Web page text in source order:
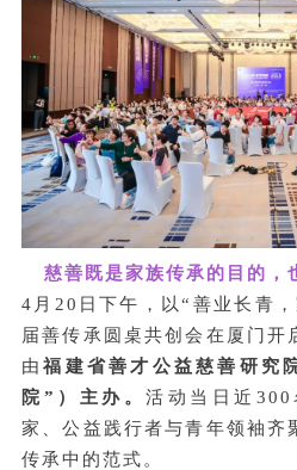
慈善既是家族传承的目的，
4月20日下午，以“善业长青
届善传承圆桌共创会在厦门开
由福建省善才公益慈善研究
院”）主办。活动当日近
家、公益践行者与青年领袖齐
传承中的范式。